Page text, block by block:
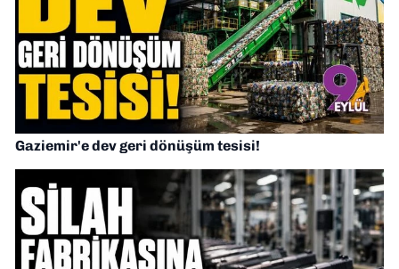
Gaziemir'e dev geri dönüşüm tesisi!